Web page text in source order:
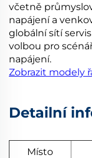
včetně
napájení a
globální sítí
volbou pro
napájení.
Zobrazit modely
Detailní
Místo